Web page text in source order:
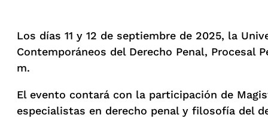
Los días 11 y 12 de septiembre de 2025, la
Contemporáneos del Derecho Penal, Procesal
m.
El evento contará con la participación de
especialistas en derecho penal y filosofía del